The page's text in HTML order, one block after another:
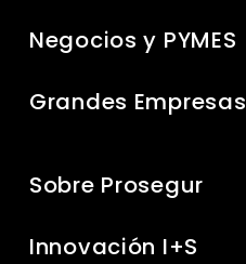
Negocios y PYMES
Grandes Empresas
Sobre Prosegur
Innovación I+S